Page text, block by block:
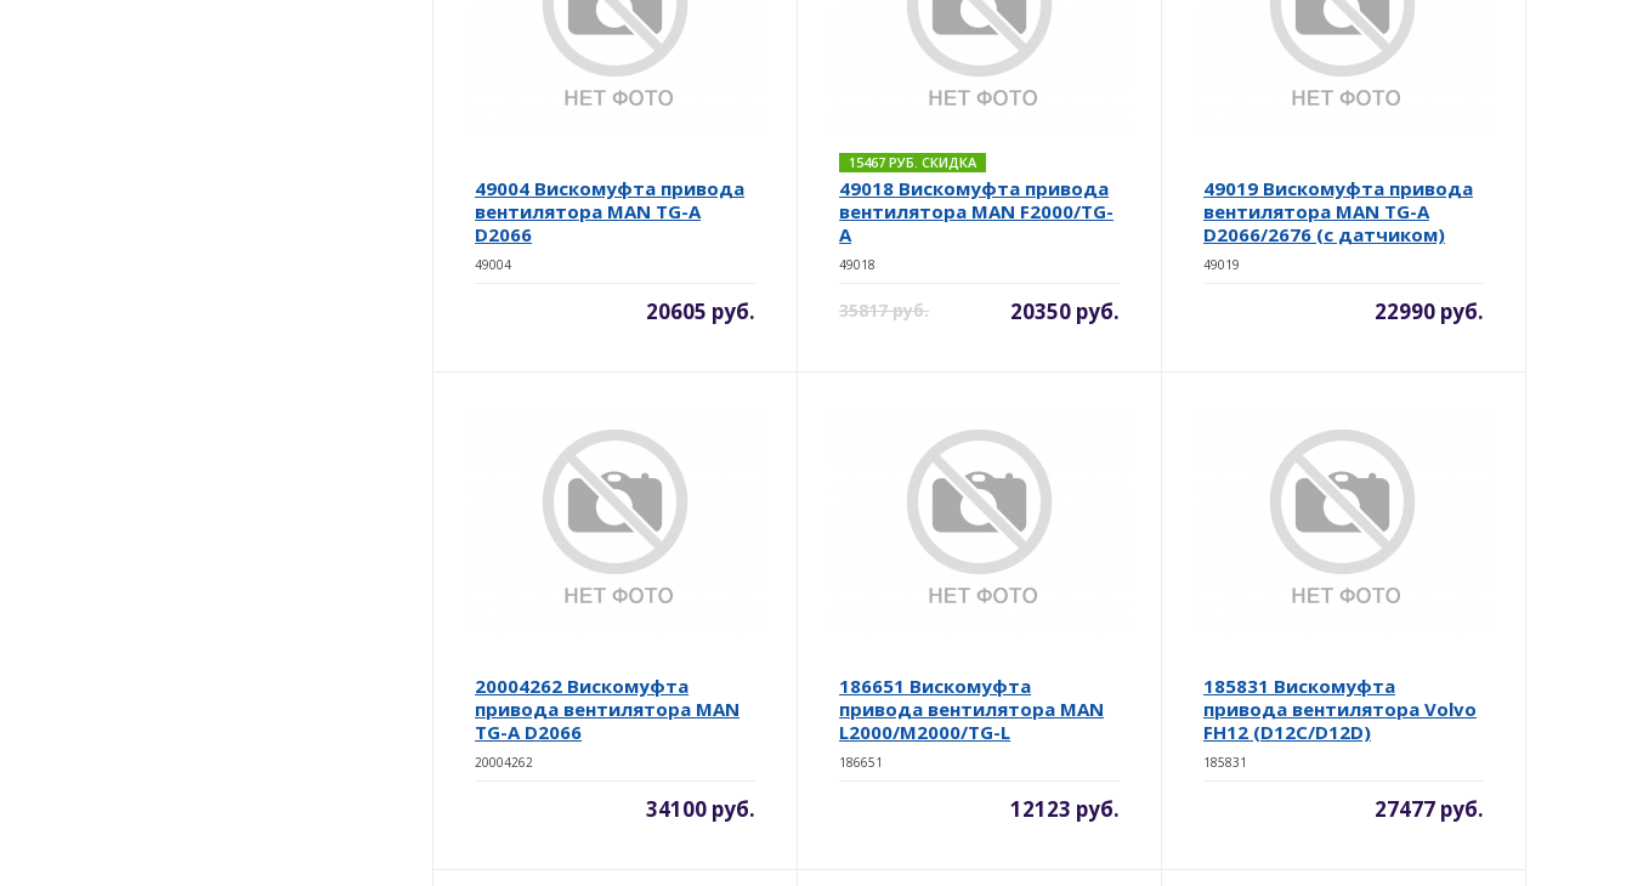
49004 Вискомуфта привода
вентилятора MAN TG-A
D2066
49004
20605 руб.
15467 РУБ. СКИДКА
49018 Вискомуфта привода
вентилятора MAN F2000/TG-
A
49018
35817 руб. 20350 руб.
49019 Вискомуфта привода
вентилятора MAN TG-A
D2066/2676 (с датчиком)
49019
22990 руб.
20004262 Вискомуфта
привода вентилятора MAN
TG-A D2066
20004262
34100 руб.
186651 Вискомуфта
привода вентилятора MAN
L2000/M2000/TG-L
186651
12123 руб.
185831 Вискомуфта
привода вентилятора Volvo
FH12 (D12C/D12D)
185831
27477 руб.